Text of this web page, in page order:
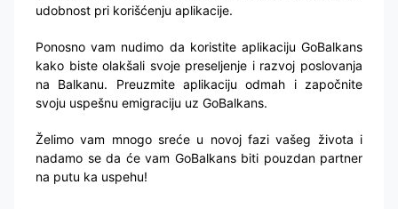
udobnost pri korišćenju aplikacije.
Ponosno vam nudimo da koristite aplikaciju GoBalkans
kako biste olakšali svoje preseljenje i razvoj poslovanja
na Balkanu. Preuzmite aplikaciju odmah i započnite
svoju uspešnu emigraciju uz GoBalkans.
Želimo vam mnogo sreće u novoj fazi vašeg života i
nadamo se da će vam GoBalkans biti pouzdan partner
na putu ka uspehu!